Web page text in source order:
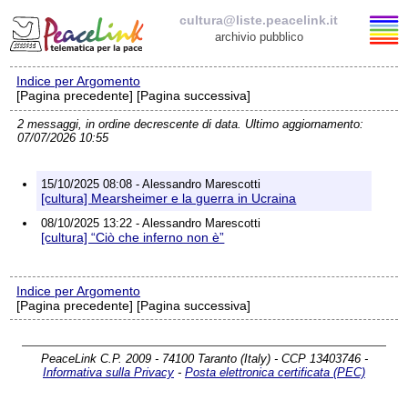
cultura@liste.peacelink.it
archivio pubblico
Elenco delle liste
cultura@liste.peacelink.it
Richieste di rimozione
Indice per Argomento
[Pagina precedente] [Pagina successiva]
2 messaggi, in ordine decrescente di data. Ultimo aggiornamento:
07/07/2026 10:55
15/10/2025 08:08 - Alessandro Marescotti
[cultura] Mearsheimer e la guerra in Ucraina
08/10/2025 13:22 - Alessandro Marescotti
[cultura] “Ciò che inferno non è”
Indice per Argomento
[Pagina precedente] [Pagina successiva]
PeaceLink C.P. 2009 - 74100 Taranto (Italy) - CCP 13403746 -
Informativa sulla Privacy - Posta elettronica certificata (PEC)